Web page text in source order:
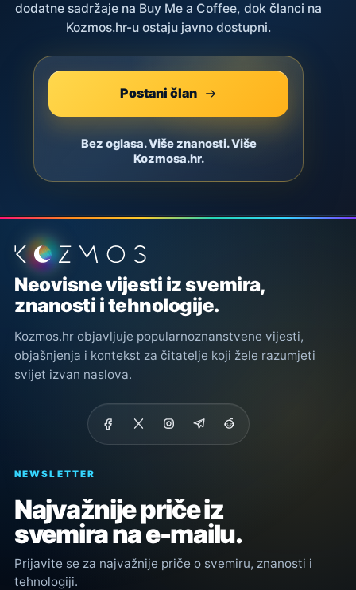
dodatne sadržaje na Buy Me a Coffee, dok članci na
Kozmos.hr-u ostaju javno dostupni.
Postani član
Bez oglasa. Više znanosti. Više
Kozmosa.hr.
Podnožje stranice
Neovisne vijesti iz svemira,
znanosti i tehnologije.
Kozmos.hr objavljuje popularnoznanstvene vijesti,
objašnjenja i kontekst za čitatelje koji žele razumjeti
svijet izvan naslova.
NEWSLETTER
Najvažnije priče iz
svemira na e-mailu.
Prijavite se za najvažnije priče o svemiru, znanosti i
tehnologiji.